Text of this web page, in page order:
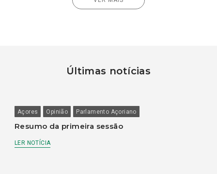
Últimas notícias
Açores Opinião Parlamento Açoriano
Resumo da primeira sessão
LER NOTÍCIA